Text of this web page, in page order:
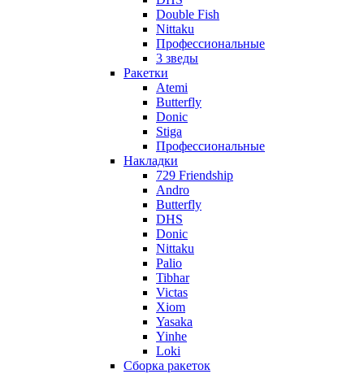
Double Fish
Nittaku
Профессиональные
3 зведы
Ракетки
Atemi
Butterfly
Donic
Stiga
Профессиональные
Накладки
729 Friendship
Andro
Butterfly
DHS
Donic
Nittaku
Palio
Tibhar
Victas
Xiom
Yasaka
Yinhe
Loki
Сборка ракеток